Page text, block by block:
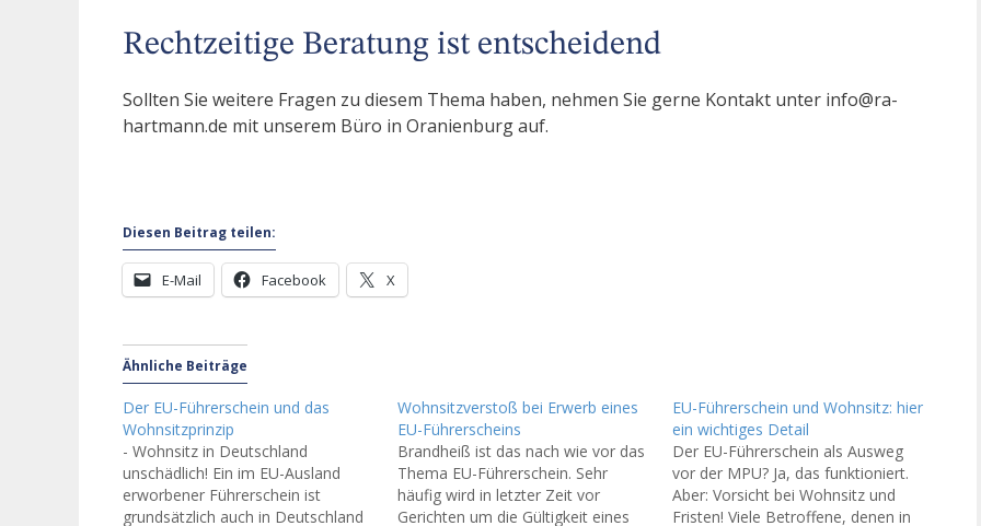
Rechtzeitige Beratung ist entscheidend
Sollten Sie weitere Fragen zu diesem Thema haben, nehmen Sie gerne Kontakt unter info@ra-
hartmann.de mit unserem Büro in Oranienburg auf.
Diesen Beitrag teilen:
E-Mail Facebook X
Ähnliche Beiträge
Der EU-Führerschein und das
Wohnsitzprinzip
- Wohnsitz in Deutschland
unschädlich! Ein im EU-Ausland
erworbener Führerschein ist
grundsätzlich auch in Deutschland
Wohnsitzverstoß bei Erwerb eines
EU-Führerscheins
Brandheiß ist das nach wie vor das
Thema EU-Führerschein. Sehr
häufig wird in letzter Zeit vor
Gerichten um die Gültigkeit eines
EU-Führerschein und Wohnsitz: hier
ein wichtiges Detail
Der EU-Führerschein als Ausweg
vor der MPU? Ja, das funktioniert.
Aber: Vorsicht bei Wohnsitz und
Fristen! Viele Betroffene, denen in